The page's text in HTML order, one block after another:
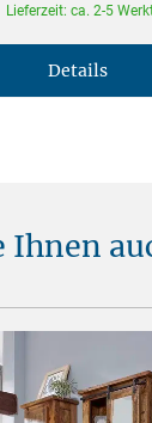
Lieferzeit: ca. 2-5
Details
Ihnen